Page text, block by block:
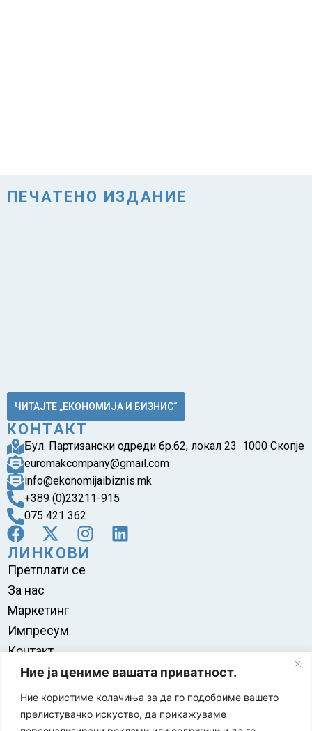
Ние ја цениме вашата приватност.
Ние користиме колачиња за да го подобриме вашето
прелистувачко искуство, да прикажуваме
ПЕЧАТЕНО ИЗДАНИЕ
ЧИТАЈТЕ „ЕКОНОМИЈА И БИЗНИС“
КОНТАКТ
Бул. Партизански одреди бр.62, локал 23 1000 Скопје
euromakcompany@gmail.com
info@ekonomijaibiznis.mk
+389 (0)23211-915
075 421 362
ЛИНКОВИ
Претплати се
За нас
Маркетинг
Импресум
Контакт
Правила на користење